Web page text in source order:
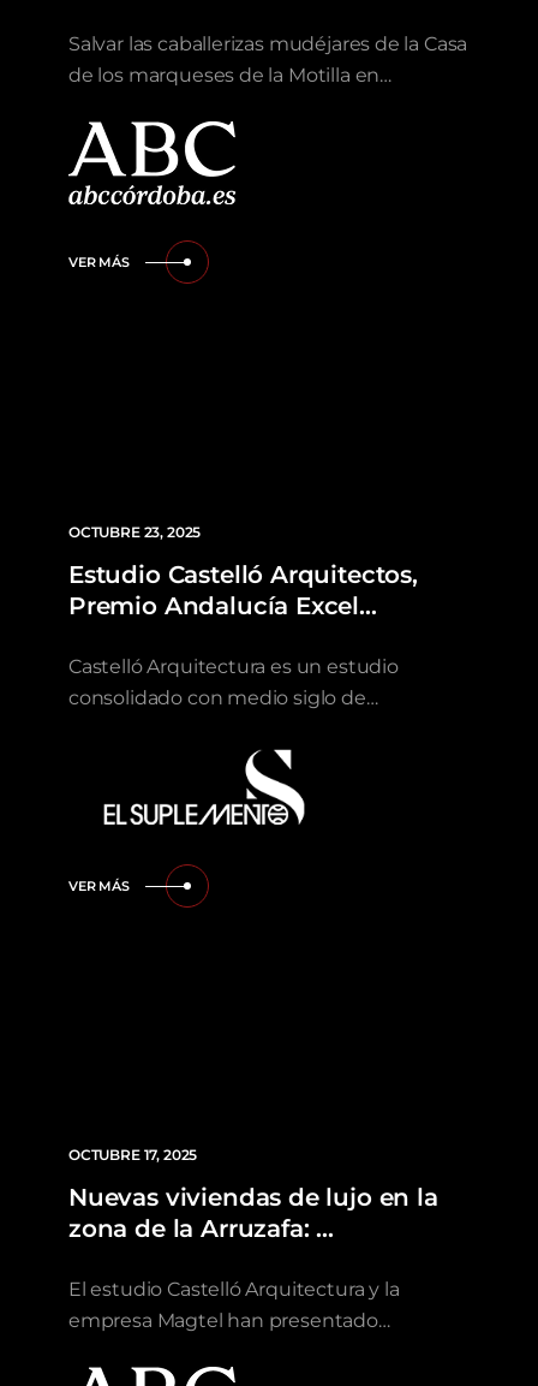
Salvar las caballerizas mudéjares de la Casa
de los marqueses de la Motilla en…
VER MÁS
OCTUBRE 23, 2025
Estudio Castelló Arquitectos,
Premio Andalucía Excel…
Castelló Arquitectura es un estudio
consolidado con medio siglo de…
VER MÁS
OCTUBRE 17, 2025
Nuevas viviendas de lujo en la
zona de la Arruzafa: …
El estudio Castelló Arquitectura y la
empresa Magtel han presentado…